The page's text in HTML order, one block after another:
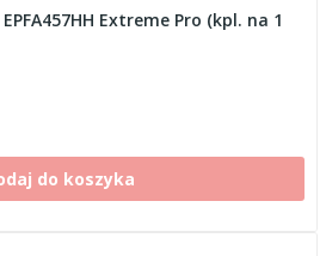
Extreme Pro (kpl. na 1
do koszyka